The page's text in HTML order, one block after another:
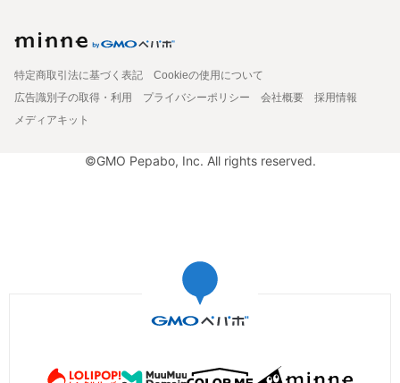
特定商取引法に基づく表記
Cookieの使用について
広告識別子の取得・利用
プライバシーポリシー 会社概要
採用情報
メディアキット
©GMO Pepabo, Inc. All rights reserved.